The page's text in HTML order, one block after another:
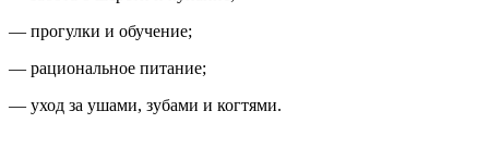
— прогулки и обучение;
— рациональное питание;
— уход за ушами, зубами и когтями.